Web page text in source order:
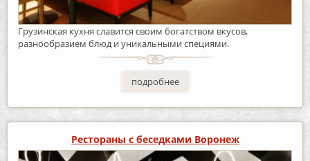
Грузинская кухня славится своим богатством вкусов,
разнообразием блюд и уникальными специями.
подробнее
Рестораны с беседками Воронеж